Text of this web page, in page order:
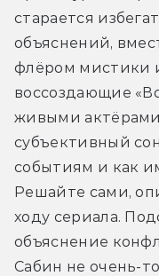
старается
объяснений,
флёром мистики
воссоздающие
живыми
субъективный
событиям и как
Решайте сами,
ходу сериала.
объяснение
Сабин не очень-